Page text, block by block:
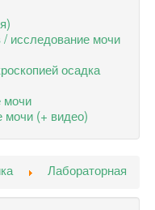
исследование мочи
осадка
мочи
(+ видео)
Лабораторная